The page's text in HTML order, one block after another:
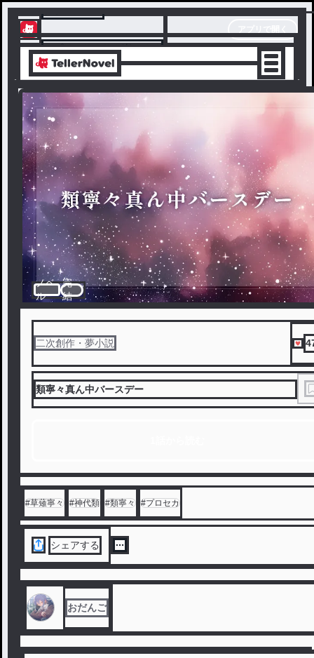
テラーノベル
アプリでサクサク楽しめる
ノベ
ル
完
結
二次創作・夢小説
類寧々真ん中バースデー
#草薙寧々 #神代類 #類寧々 #プロセカ
シェアする
おだんご